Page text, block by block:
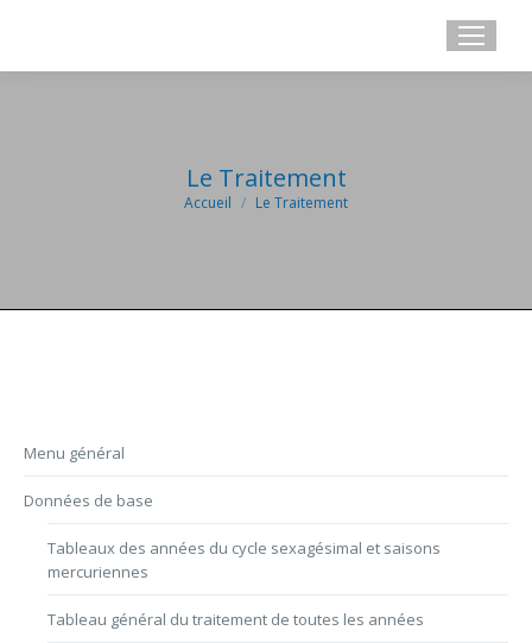
Le Traitement
Vous êtes ici :
Accueil Le Traitement
Menu général
Données de base
Tableaux des années du cycle sexagésimal et saisons
mercuriennes
Tableau général du traitement de toutes les années